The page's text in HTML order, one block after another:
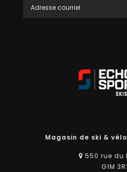
Magasin de ski &
550 rue du
G1M 3R1